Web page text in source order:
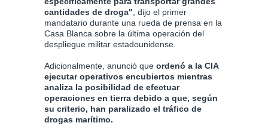
cantidades de droga" , dijo el primer
mandatario durante una rueda de prensa en la
Casa Blanca sobre la última operación del
despliegue militar estadounidense.
Adicionalmente, anunció que ordenó a la CIA
ejecutar operativos encubiertos mientras
analiza la posibilidad de efectuar
operaciones en tierra debido a que, según
su criterio, han paralizado el tráfico de
drogas marítimo.